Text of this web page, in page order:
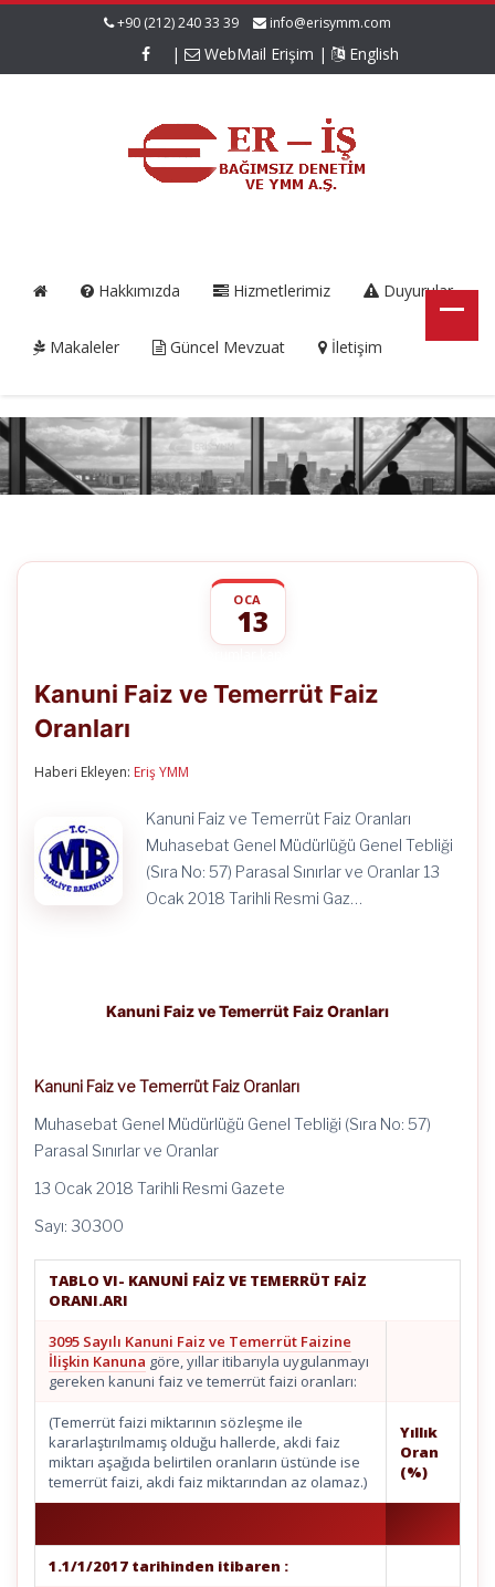
+90 (212) 240 33 39 info@erisymm.com
| WebMail Erişim | English
Hakkımızda Hizmetlerimiz Duyurular
Makaleler Güncel Mevzuat İletişim
OCA
13
ve
Temerrüt
Kanuni Faiz ve Temerrüt Faiz
Oranları
Haberi Ekleyen: Eriş YMM
Kanuni Faiz ve Temerrüt Faiz Oranları
Muhasebat Genel Müdürlüğü Genel Tebliği
(Sıra No: 57) Parasal Sınırlar ve Oranlar 13
Ocak 2018 Tarihli Resmi Gaz…
Kanuni Faiz ve Temerrüt Faiz Oranları
Kanuni Faiz ve Temerrüt Faiz Oranları
Muhasebat Genel Müdürlüğü Genel Tebliği (Sıra No: 57)
Parasal Sınırlar ve Oranlar
13 Ocak 2018 Tarihli Resmi Gazete
Sayı: 30300
TABLO VI- KANUNİ FAİZ VE TEMERRÜT FAİZ
ORANI.ARI
3095 Sayılı Kanuni Faiz ve Temerrüt Faizine
İlişkin Kanuna göre, yıllar itibarıyla uygulanmayı
gereken kanuni faiz ve temerrüt faizi oranları:
(Temerrüt faizi miktarının sözleşme ile
kararlaştırılmamış olduğu hallerde, akdi faiz
miktarı aşağıda belirtilen oranların üstünde ise
temerrüt faizi, akdi faiz miktarından az olamaz.)
Yıllık
Oran
(%)
1.1/1/2017 tarihinden itibaren :